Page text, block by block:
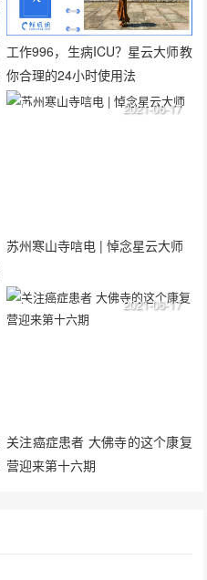
工作996，生病ICU？星云大师教
你合理的24小时使用法
苏州寒山寺唁电 | 悼念星云大师
2021-06-17
关注癌症患者 大佛寺的这个康复
营迎来第十六期
2021-06-17